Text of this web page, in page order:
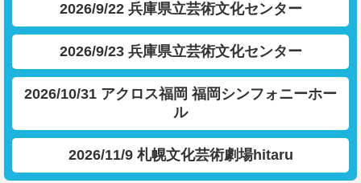
2026/9/22 兵庫県立芸術文化センター
2026/9/23 兵庫県立芸術文化センター
2026/10/31 アクロス福岡 福岡シンフォニーホー
ル
2026/11/9 札幌文化芸術劇場hitaru